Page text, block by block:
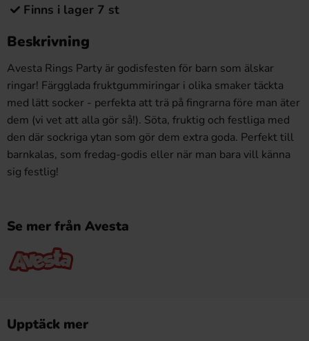
Finns i lager 7 st
Beskrivning
Avesta Rings Party är godisfesten för barn som älskar
ringar! Färgglada fruktgummiringar i olika smaker täckta
med lätt socker - perfekta att trä på fingrarna före man äter
dem (vi vet att alla gör så!). Söta, fruktig och festliga med
den där sockriga ytan som gör dem extra goda. Perfekt till
barnkalas, som fredag-godis eller när man bara vill känna
sig festlig!
Se mer från Avesta
Upptäck mer